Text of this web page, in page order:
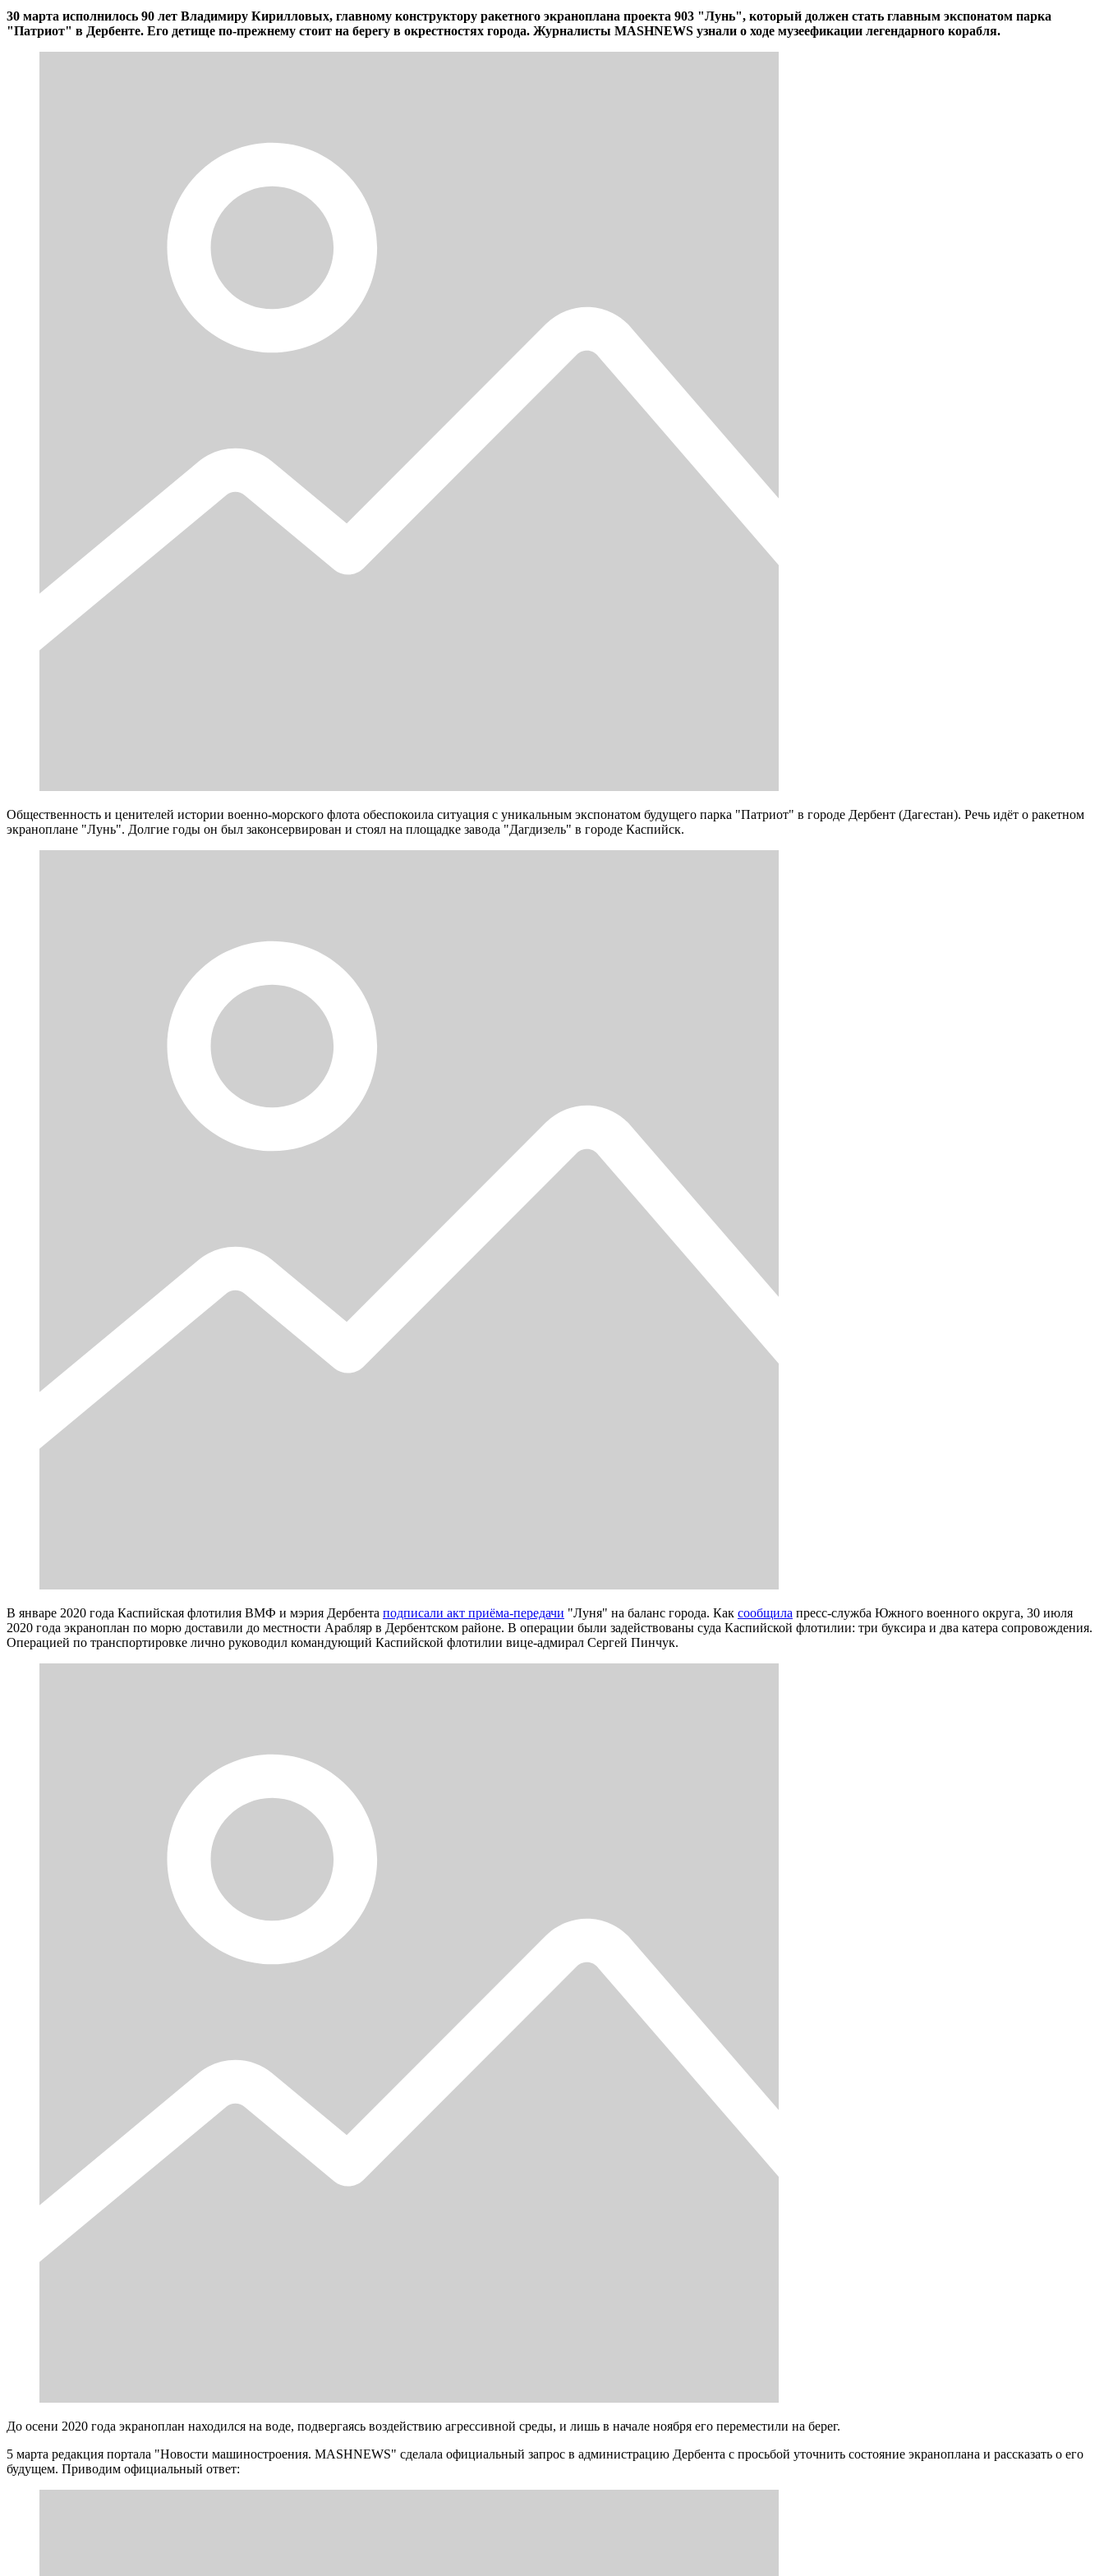
30 марта исполнилось 90 лет Владимиру Кирилловых, главному конструктору ракетного экраноплана проекта 903 "Лунь", который должен стать главным экспонатом парка
"Патриот" в Дербенте. Его детище по-прежнему стоит на берегу в окрестностях города. Журналисты MASHNEWS узнали о ходе музеефикации легендарного корабля.
Общественность и ценителей истории военно-морского флота обеспокоила ситуация с уникальным экспонатом будущего парка "Патриот" в городе Дербент (Дагестан). Речь идёт о ракетном
экраноплане "Лунь". Долгие годы он был законсервирован и стоял на площадке завода "Дагдизель" в городе Каспийск.
В январе 2020 года Каспийская флотилия ВМФ и мэрия Дербента подписали акт приёма-передачи "Луня" на баланс города. Как сообщила пресс-служба Южного военного округа, 30 июля
2020 года экраноплан по морю доставили до местности Арабляр в Дербентском районе. В операции были задействованы суда Каспийской флотилии: три буксира и два катера сопровождения.
Операцией по транспортировке лично руководил командующий Каспийской флотилии вице-адмирал Сергей Пинчук.
До осени 2020 года экраноплан находился на воде, подвергаясь воздействию агрессивной среды, и лишь в начале ноября его переместили на берег.
5 марта редакция портала "Новости машиностроения. MASHNEWS" сделала официальный запрос в администрацию Дербента с просьбой уточнить состояние экраноплана и рассказать о его
будущем. Приводим официальный ответ: